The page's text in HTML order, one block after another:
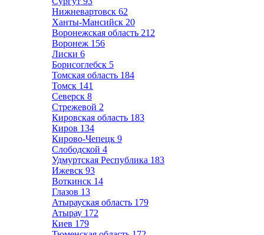
Нижневартовск 62
Ханты-Мансийск 20
Воронежская область 212
Воронеж 156
Лиски 6
Борисоглебск 5
Томская область 184
Томск 141
Северск 8
Стрежевой 2
Кировская область 183
Киров 134
Кирово-Чепецк 9
Слободской 4
Удмуртская Республика 183
Ижевск 93
Воткинск 14
Глазов 13
Атырауская область 179
Атырау 172
Киев 179